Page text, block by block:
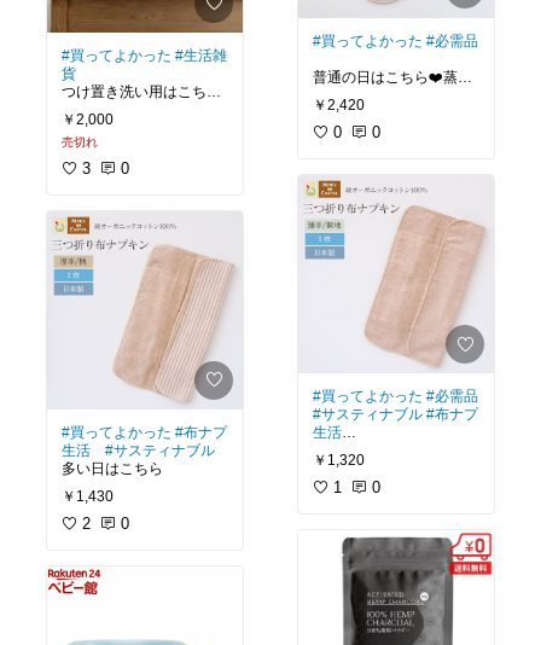
#買ってよかった #生活雑
貨
つけ置き洗い用はこちら
￥2,000
売切れ
3 0
#買ってよかった #布ナプ
生活
#サスティナブル
多い日はこちら
￥1,430
2 0
#買ってよかった #必需品
普通の日はこちら❤️蒸れ
ない、快適❣️
￥2,420
0 0
#買ってよかった #必需品
#サスティナブル #布ナプ
生活
このタイプが1番好き！
しかし、油断するとおト
￥1,320
1 0